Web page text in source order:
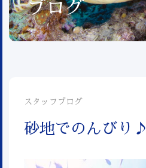
ブログ
スタッフブログ
砂地でのんびり♪